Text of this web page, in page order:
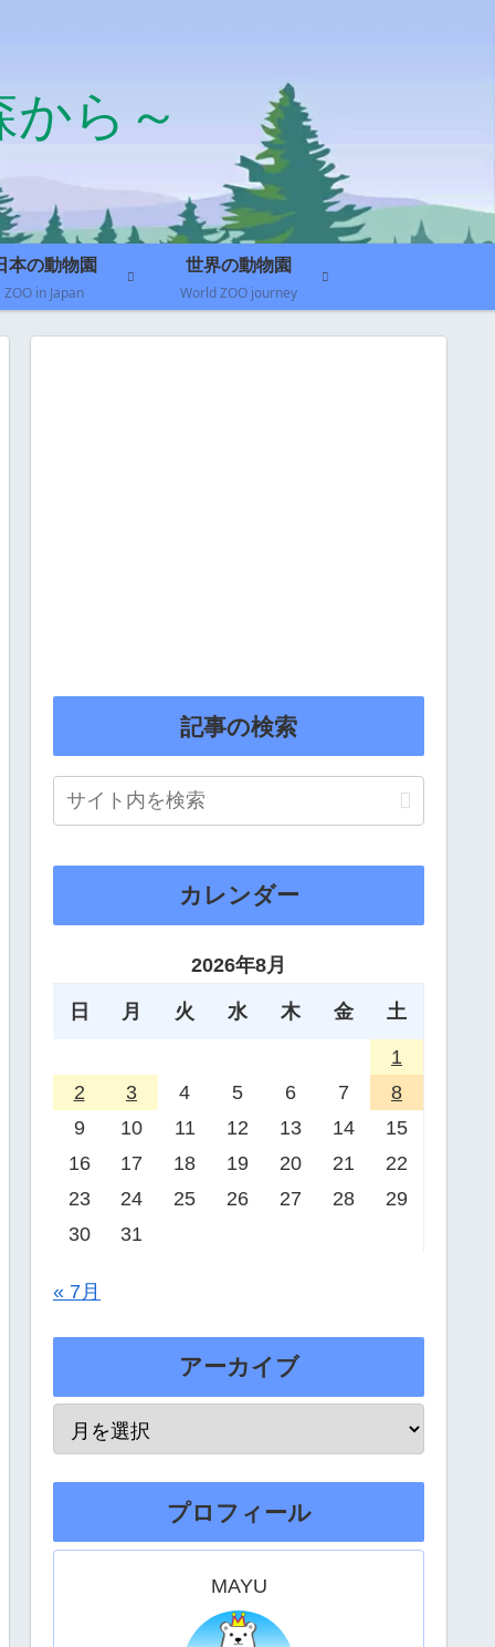
ら～
本の動物園
ZOO in Japan
世界の動物園
World ZOO journey
記事の検索
カレンダー
2026年8月
日 月 火 水 木 金 土
1
2
3 4 5 6 7
8
9
10 11 12 13 14
15
16
17 18 19 20 21
22
23
24 25 26 27 28
29
30
31
« 7月
アーカイブ
プロフィール
MAYU